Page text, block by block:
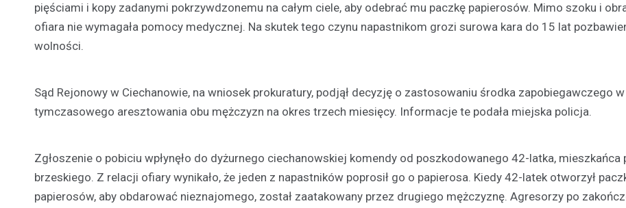
pięściami i kopy zadanymi pokrzywdzonemu na całym ciele, aby odebrać mu paczkę papierosów. Mimo szoku i
ofiara nie wymagała pomocy medycznej. Na skutek tego czynu napastnikom grozi surowa kara do 15 lat
wolności.
Sąd Rejonowy w Ciechanowie, na wniosek prokuratury, podjął decyzję o zastosowaniu środka zapobiegawczego
tymczasowego aresztowania obu mężczyzn na okres trzech miesięcy. Informacje te podała miejska policja.
Zgłoszenie o pobiciu wpłynęło do dyżurnego ciechanowskiej komendy od poszkodowanego 42-latka, mieszkańca
brzeskiego. Z relacji ofiary wynikało, że jeden z napastników poprosił go o papierosa. Kiedy 42-latek otworzył
papierosów, aby obdarować nieznajomego, został zaatakowany przez drugiego mężczyznę. Agresorzy po